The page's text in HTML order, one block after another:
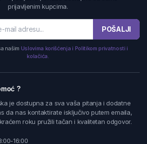
prijavljenim kupcima.
POŠALJI
našim Uslovima korišćenja i Politikom privatnosti i
kolačića.
?
je dostupna za sva vaša pitanja i dodatne
da nas kontaktirate isključivo putem emaila,
roku pružili tačan i kvalitetan odgovor.
16:00